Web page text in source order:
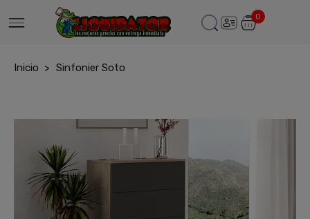
0
Inicio Sinfonier Soto